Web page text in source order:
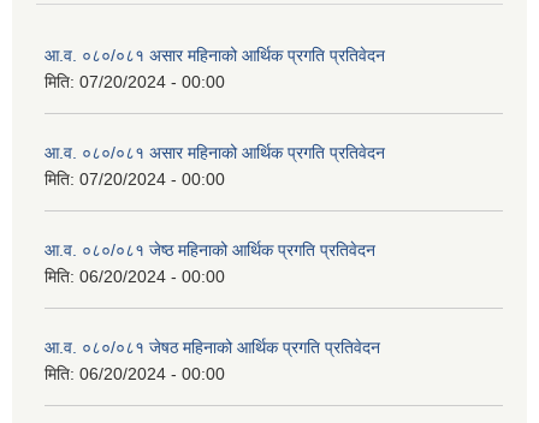
आ.व. ०८०/०८१ असार महिनाको आर्थिक प्रगति प्रतिवेदन
मिति: 07/20/2024 - 00:00
आ.व. ०८०/०८१ असार महिनाको आर्थिक प्रगति प्रतिवेदन
मिति: 07/20/2024 - 00:00
आ.व. ०८०/०८१ जेष्ठ महिनाको आर्थिक प्रगति प्रतिवेदन
मिति: 06/20/2024 - 00:00
आ.व. ०८०/०८१ जेषठ महिनाको आर्थिक प्रगति प्रतिवेदन
मिति: 06/20/2024 - 00:00